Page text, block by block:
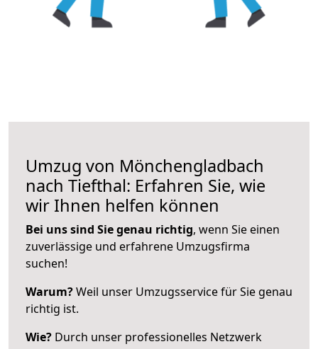
Umzug von Mönchengladbach
nach Tiefthal: Erfahren Sie, wie
wir Ihnen helfen können
Bei uns sind Sie genau richtig, wenn Sie einen
zuverlässige und erfahrene Umzugsfirma
suchen!
Warum?Weil unser Umzugsservice für Sie genau
richtig ist.
Wie? Durch unser professionelles Netzwerk